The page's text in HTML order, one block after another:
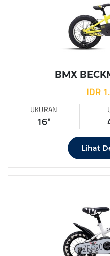
BMX
IDR
UKURAN
16"
Lihat